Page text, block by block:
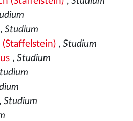
, Studium
(Staffelstein), Studium
, Studium
, Studium